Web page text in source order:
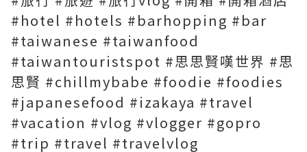
#hotel #hotels #barhopping #bar
#taiwanese #taiwanfood
#taiwantouristspot #思思賢嘆世界 #思
思賢 #chillmybabe #foodie #foodies
#japanesefood #izakaya #travel
#vacation #vlog #vlogger #gopro
#trip #travel #travelvlog